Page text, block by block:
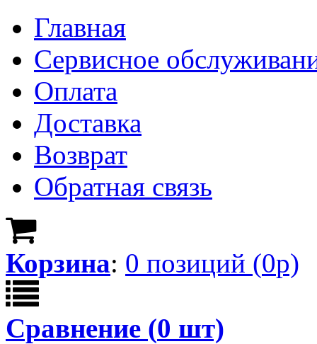
Главная
Сервисное
Оплата
Доставка
Возврат
Обратная связь
Корзина: 0 позиций (0р)
Сравнение (0 шт)